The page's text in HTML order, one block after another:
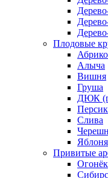
Плодовые
Алыча
Вишня
Груша
ДЮК
Персик
Слива
Яблоня
Привитые
Огонёк